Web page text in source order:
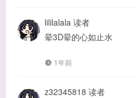
lililalala 读者
晕3D晕的心如止水
1年前
z32345818 读者